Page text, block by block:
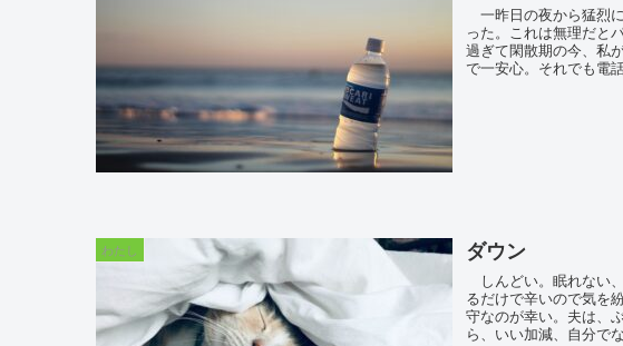
一昨日の夜から猛烈
った。これは無理だと
過ぎて閑散期の今、私
で一安心。それでも電
わたし ダウン
しんどい。眠れない
るだけで辛いので気を
守なのが幸い。夫は、
ら、いい加減、自分で